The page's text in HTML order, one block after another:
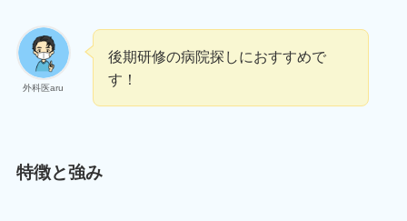
外科医aru
後期研修の病院探しにおすすめで
す！
特徴と強み